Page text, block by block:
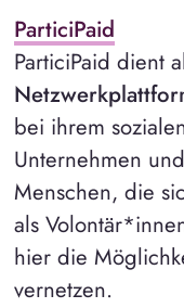
ParticiPaid
ParticiPaid dient
bei ihrem
Unternehmen
Menschen, die
als
hier die
vernetzen.